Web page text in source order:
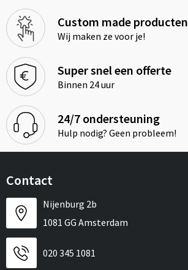
Custom made producten
Wij maken ze voor je!
Super snel een offerte
Binnen 24 uur
24/7 ondersteuning
Hulp nodig? Geen probleem!
Contact
Nijenburg 2b
1081 GG Amsterdam
020 345 1081